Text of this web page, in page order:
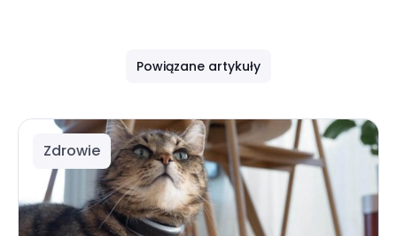
Powiązane artykuły
Zdrowie